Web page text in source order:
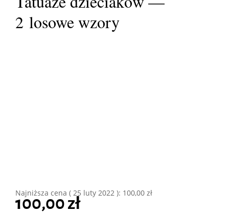
2 losowe wzory
Najniższa cena ( 25 luty 2022 ): 100,00 zł
100,00zł